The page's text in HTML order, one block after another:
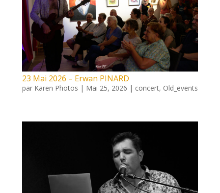
23 Mai 2026 – Erwan PINARD
par Karen Photos | Mai 25, 2026 | concert, Old_events